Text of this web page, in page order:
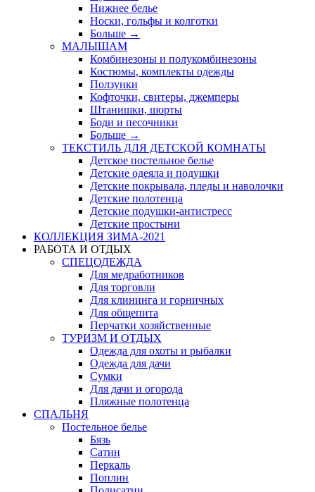
Нижнее белье
Носки, гольфы и колготки
Больше →
МАЛЫШАМ
Комбинезоны и полукомбинезоны
Костюмы, комплекты одежды
Ползунки
Кофточки, свитеры, джемперы
Штанишки, шорты
Боди и песочники
Больше →
ТЕКСТИЛЬ ДЛЯ ДЕТСКОЙ КОМНАТЫ
Детское постельное белье
Детские одеяла и подушки
Детские покрывала, пледы и наволочки
Детские полотенца
Детские подушки-антистресс
Детские простыни
КОЛЛЕКЦИЯ ЗИМА-2021
РАБОТА И ОТДЫХ
СПЕЦОДЕЖДА
Для медработников
Для торговли
Для клининга и горничных
Для общепита
Перчатки хозяйственные
ТУРИЗМ И ОТДЫХ
Одежда для охоты и рыбалки
Одежда для дачи
Сумки
Для дачи и огорода
Пляжные полотенца
СПАЛЬНЯ
Постельное белье
Бязь
Сатин
Перкаль
Поплин